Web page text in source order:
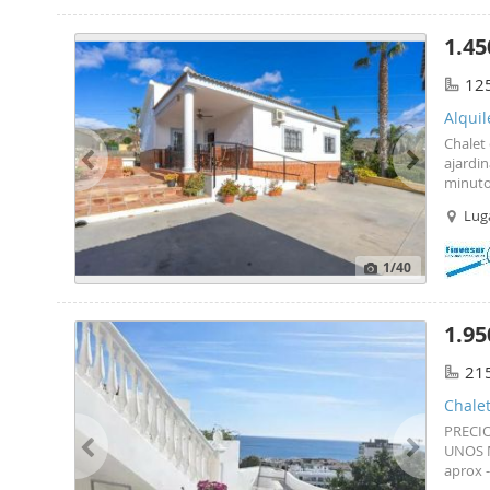
única
1/40
en
ducha
UNOS
aprox